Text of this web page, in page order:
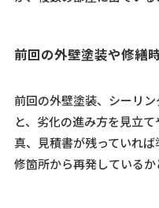
前回の外壁塗装や修繕
前回の外壁塗装、シーリ
と、劣化の進み方を見立
真、見積書が残っていれ
修箇所から再発しているか